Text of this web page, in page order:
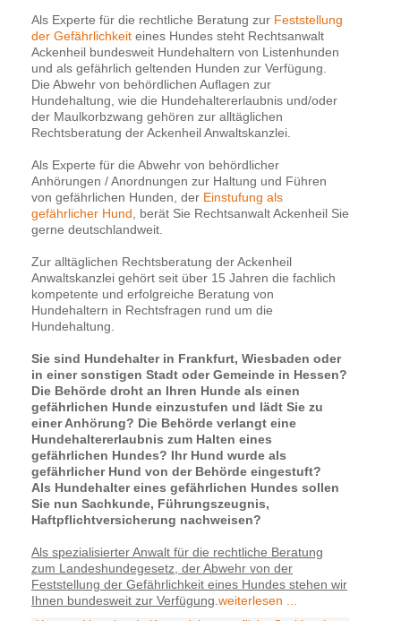
Als Experte für die rechtliche Beratung zur Feststellung
der Gefährlichkeit eines Hundes steht Rechtsanwalt
Ackenheil bundesweit Hundehaltern von Listenhunden
und als gefährlich geltenden Hunden zur Verfügung.
Die Abwehr von behördlichen Auflagen zur
Hundehaltung, wie die Hundehaltererlaubnis und/oder
der Maulkorbzwang gehören zur alltäglichen
Rechtsberatung der Ackenheil Anwaltskanzlei.
Als Experte für die Abwehr von behördlicher
Anhörungen / Anordnungen zur Haltung und Führen
von gefährlichen Hunden, der Einstufung als
gefährlicher Hund , berät Sie Rechtsanwalt Ackenheil Sie
gerne deutschlandweit.
Zur alltäglichen Rechtsberatung der Ackenheil
Anwaltskanzlei gehört seit über 15 Jahren die fachlich
kompetente und erfolgreiche Beratung von
Hundehaltern in Rechtsfragen rund um die
Hundehaltung.
Sie sind Hundehalter in Frankfurt, Wiesbaden oder
in einer sonstigen Stadt oder Gemeinde in Hessen?
Die Behörde droht an Ihren Hunde als einen
gefährlichen Hunde einzustufen und lädt Sie zu
einer Anhörung? Die Behörde verlangt eine
Hundehaltererlaubnis zum Halten eines
gefährlichen Hundes? Ihr Hund wurde als
gefährlicher Hund von der Behörde eingestuft?
Als Hundehalter eines gefährlichen Hundes sollen
Sie nun Sachkunde, Führungszeugnis,
Haftpflichtversicherung nachweisen?
Als spezialisierter Anwalt für die rechtliche Beratung
zum Landeshundegesetz, der Abwehr von der
Feststellung der Gefährlichkeit eines Hundes stehen wir
Ihnen bundesweit zur Verfügung weiterlesen ...